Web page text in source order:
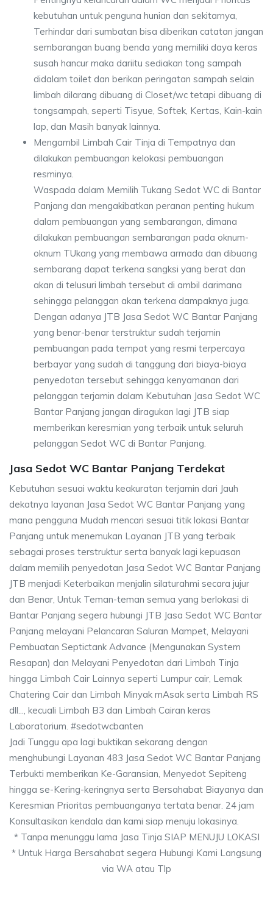
kebutuhan untuk penguna hunian dan sekitarnya,
Terhindar dari sumbatan bisa diberikan catatan jangan
sembarangan buang benda yang memiliki daya keras
susah hancur maka dariitu sediakan tong sampah
didalam toilet dan berikan peringatan sampah selain
limbah dilarang dibuang di Closet/wc tetapi dibuang di
tongsampah, seperti Tisyue, Softek, Kertas, Kain-kain
lap, dan Masih banyak lainnya.
Mengambil Limbah Cair Tinja di Tempatnya dan
dilakukan pembuangan kelokasi pembuangan
resminya.
Waspada dalam Memilih Tukang Sedot WC di Bantar
Panjang dan mengakibatkan peranan penting hukum
dalam pembuangan yang sembarangan, dimana
dilakukan pembuangan sembarangan pada oknum-
oknum TUkang yang membawa armada dan dibuang
sembarang dapat terkena sangksi yang berat dan
akan di telusuri limbah tersebut di ambil darimana
sehingga pelanggan akan terkena dampaknya juga.
Dengan adanya JTB Jasa Sedot WC Bantar Panjang
yang benar-benar terstruktur sudah terjamin
pembuangan pada tempat yang resmi terpercaya
berbayar yang sudah di tanggung dari biaya-biaya
penyedotan tersebut sehingga kenyamanan dari
pelanggan terjamin dalam Kebutuhan Jasa Sedot WC
Bantar Panjang jangan diragukan lagi JTB siap
memberikan keresmian yang terbaik untuk seluruh
pelanggan Sedot WC di Bantar Panjang.
Jasa Sedot WC Bantar Panjang Terdekat
Kebutuhan sesuai waktu keakuratan terjamin dari Jauh
dekatnya layanan Jasa Sedot WC Bantar Panjang yang
mana pengguna Mudah mencari sesuai titik lokasi Bantar
Panjang untuk menemukan Layanan JTB yang terbaik
sebagai proses terstruktur serta banyak lagi kepuasan
dalam memilih penyedotan Jasa Sedot WC Bantar Panjang
JTB menjadi Keterbaikan menjalin silaturahmi secara jujur
dan Benar, Untuk Teman-teman semua yang berlokasi di
Bantar Panjang segera hubungi JTB Jasa Sedot WC Bantar
Panjang melayani Pelancaran Saluran Mampet, Melayani
Pembuatan Septictank Advance (Mengunakan System
Resapan) dan Melayani Penyedotan dari Limbah Tinja
hingga Limbah Cair Lainnya seperti Lumpur cair, Lemak
Chatering Cair dan Limbah Minyak mAsak serta Limbah RS
dll..., kecuali Limbah B3 dan Limbah Cairan keras
Laboratorium. #sedotwcbanten
Jadi Tunggu apa lagi buktikan sekarang dengan
menghubungi Layanan 483 Jasa Sedot WC Bantar Panjang
Terbukti memberikan Ke-Garansian, Menyedot Sepiteng
hingga se-Kering-keringnya serta Bersahabat Biayanya dan
Keresmian Prioritas pembuanganya tertata benar. 24 jam
Konsultasikan kendala dan kami siap menuju lokasinya.
* Tanpa menunggu lama Jasa Tinja SIAP MENUJU LOKASI
* Untuk Harga Bersahabat segera Hubungi Kami Langsung
via WA atau Tlp